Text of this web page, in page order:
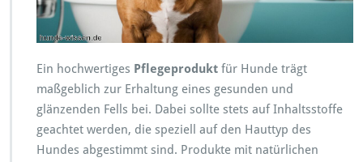
Ein hochwertiges Pflegeprodukt für Hunde trägt
maßgeblich zur Erhaltung eines gesunden und
glänzenden Fells bei. Dabei sollte stets auf Inhaltsstoffe
geachtet werden, die speziell auf den Hauttyp des
Hundes abgestimmt sind. Produkte mit natürlichen